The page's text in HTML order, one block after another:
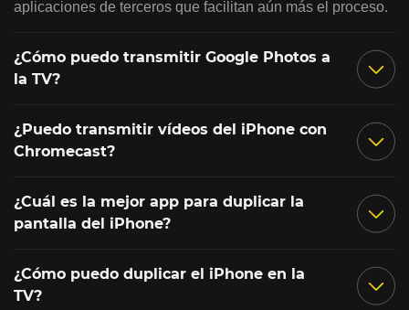
aplicaciones de terceros que facilitan aún más el proceso.
¿Cómo puedo transmitir Google Photos a
la TV?
¿Puedo transmitir vídeos del iPhone con
Chromecast?
¿Cuál es la mejor app para duplicar la
pantalla del iPhone?
¿Cómo puedo duplicar el iPhone en la
TV?